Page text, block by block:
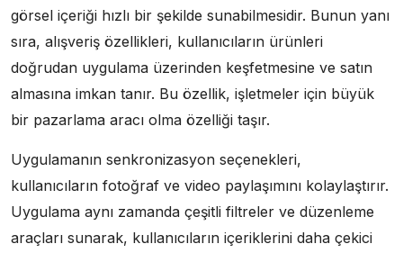
görsel içeriği hızlı bir şekilde sunabilmesidir. Bunun yanı
sıra, alışveriş özellikleri, kullanıcıların ürünleri
doğrudan uygulama üzerinden keşfetmesine ve satın
almasına imkan tanır. Bu özellik, işletmeler için büyük
bir pazarlama aracı olma özelliği taşır.
Uygulamanın senkronizasyon seçenekleri,
kullanıcıların fotoğraf ve video paylaşımını kolaylaştırır.
Uygulama aynı zamanda çeşitli filtreler ve düzenleme
araçları sunarak, kullanıcıların içeriklerini daha çekici